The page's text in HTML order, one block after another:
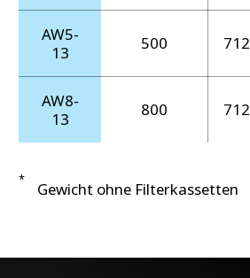
AW5-
13
500 712
AW8-
13
800 712
* Gewicht ohne Filterkassetten